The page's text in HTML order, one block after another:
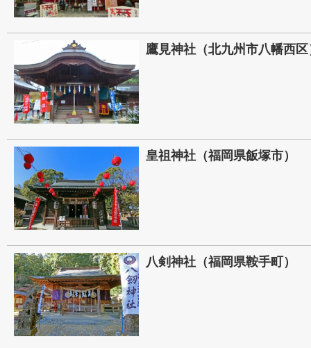
鷹見神社（北九州市八幡西区
皇祖神社（福岡県飯塚市）
八剣神社（福岡県鞍手町）